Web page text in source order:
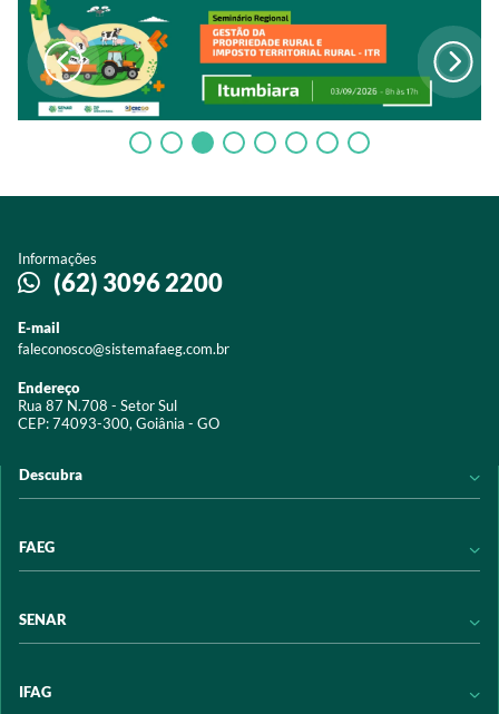
Informações
(62) 3096 2200
E-mail
faleconosco@sistemafaeg.com.br
Endereço
Rua 87 N.708 - Setor Sul
CEP: 74093-300, Goiânia - GO
Descubra
Acervo digital
Programas e Serviços
Trabalhe conosco
FAEG
Transparência
SENAR
Transparência
IFAG